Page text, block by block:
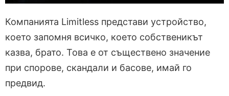
Компанията Limitless представи устройство,
което запомня всичко, което собственикът
казва, брато. Това е от съществено значение
при спорове, скандали и басове, имай го
предвид.